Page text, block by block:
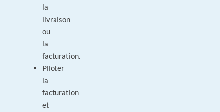
la
livraison
ou
la
facturation.
Piloter
la
facturation
et